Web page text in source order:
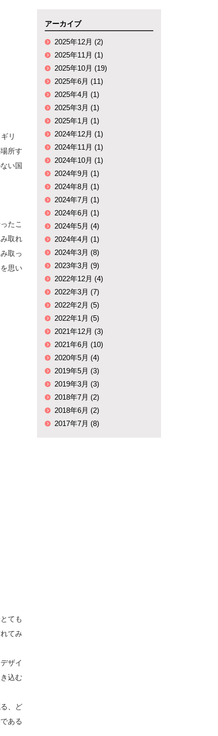
リ
所す
い国
たこ
取れ
取っ
思い
ても
てみ
ザイ
込む
、ど
ある
アーカイブ
2025年12月 (2)
2025年11月 (1)
2025年10月 (19)
2025年6月 (11)
2025年4月 (1)
2025年3月 (1)
2025年1月 (1)
2024年12月 (1)
2024年11月 (1)
2024年10月 (1)
2024年9月 (1)
2024年8月 (1)
2024年7月 (1)
2024年6月 (1)
2024年5月 (4)
2024年4月 (1)
2024年3月 (8)
2023年3月 (9)
2022年12月 (4)
2022年3月 (7)
2022年2月 (5)
2022年1月 (5)
2021年12月 (3)
2021年6月 (10)
2020年5月 (4)
2019年5月 (3)
2019年3月 (3)
2018年7月 (2)
2018年6月 (2)
2017年7月 (8)